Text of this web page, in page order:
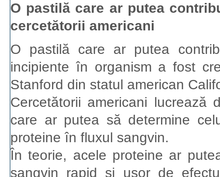
O pastilă care ar putea
cercetătorii americani
O pastilă care ar putea
incipiente în organism a fost
Stanford din statul american
Cercetătorii americani
care ar putea să determine
proteine în fluxul sangvin.
În teorie, acele proteine ar
sangvin rapid şi uşor de